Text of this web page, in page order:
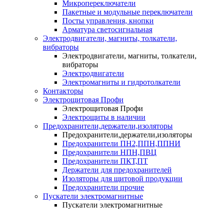
Микропереключатели
Пакетные и модульные переключатели
Посты управления, кнопки
Арматура светосигнальная
Электродвигатели, магниты, толкатели,
вибраторы
Электродвигатели, магниты, толкатели,
вибраторы
Электродвигатели
Электромагниты и гидротолкатели
Контакторы
Электрощитовая Профи
Электрощитовая Профи
Электрощиты в наличии
Предохранители,держатели,изоляторы
Предохранители,держатели,изоляторы
Предохранители ПН2,ППН,ППНИ
Предохранители НПН,ПВЦ
Предохранители ПКТ,ПТ
Держатели для предохранителей
Изоляторы для щитовой продукции
Предохранители прочие
Пускатели электромагнитные
Пускатели электромагнитные